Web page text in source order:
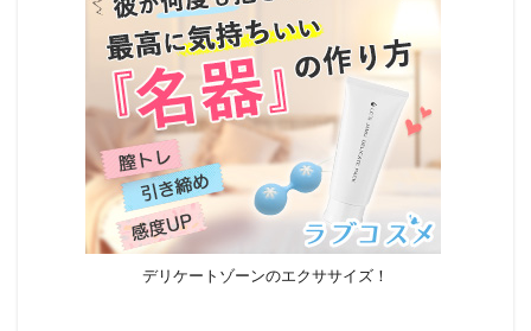
デリケートゾーンのエクササイズ！